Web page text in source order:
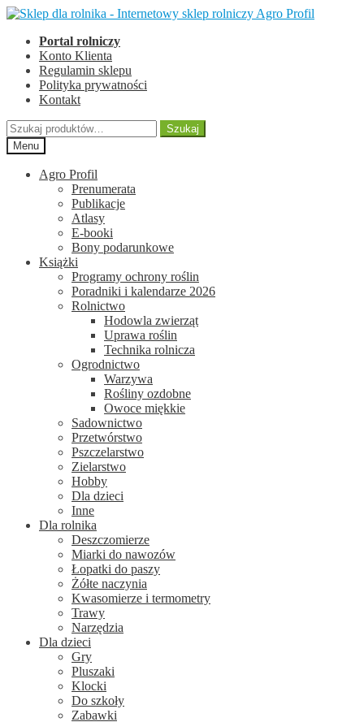
Przejdź
nawigacji
Przejdź
treści
Portal rolniczy
Konto Klienta
Regulamin sklepu
Polityka prywatności
Kontakt
Szukaj:
Szukaj
Menu
Agro Profil
Prenumerata
Publikacje
Atlasy
E-booki
Bony podarunkowe
Książki
Programy ochrony roślin
Poradniki i kalendarze 2026
Rolnictwo
Hodowla zwierząt
Uprawa roślin
Technika rolnicza
Ogrodnictwo
Warzywa
Rośliny ozdobne
Owoce miękkie
Sadownictwo
Przetwórstwo
Pszczelarstwo
Zielarstwo
Hobby
Dla dzieci
Inne
Dla rolnika
Deszczomierze
Miarki do nawozów
Łopatki do paszy
Żółte naczynia
Kwasomierze i termometry
Trawy
Narzędzia
Dla dzieci
Gry
Pluszaki
Klocki
Do szkoły
Zabawki